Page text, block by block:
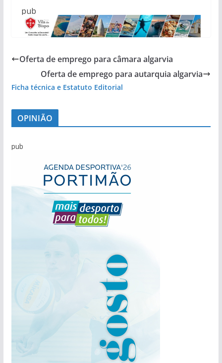
pub
Oferta de emprego para câmara algarvia
Oferta de emprego para autarquia algarvia
Ficha técnica e Estatuto Editorial
OPINIÃO
pub